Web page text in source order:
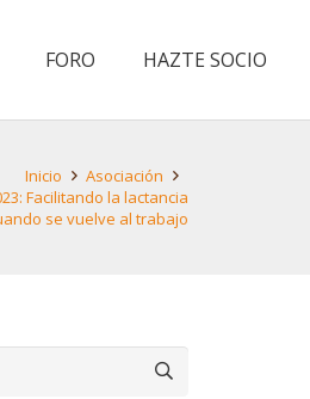
FORO HAZTE SOCIO
Inicio
Asociación
Facilitando la lactancia
se vuelve al trabajo